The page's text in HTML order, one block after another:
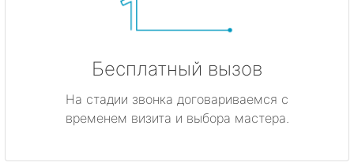
Бесплатный вызов
На стадии звонка договариваемся с
временем визита и выбора мастера.